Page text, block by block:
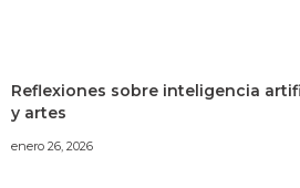
Reflexiones sobre inteligencia
y artes
enero 26, 2026